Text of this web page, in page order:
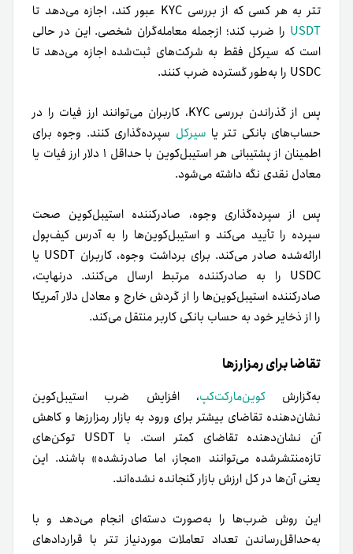
تتر به هر کسی که از بررسی KYC عبور کند، اجازه می‌دهد تا
USDT را ضرب کند؛ از‌جمله معامله‌گران شخصی. این در حالی
است که سیرکل فقط به شرکت‌های ثبت‌شده اجازه می‌دهد تا
USDC را به‌طور گسترده ضرب کنند.
پس از گذراندن بررسی KYC، کاربران می‌توانند ارز فیات را در
حساب‌های بانکی تتر یا سیرکل سپرده‌گذاری کنند. وجوه برای
اطمینان از پشتیبانی هر استیبل‌کوین با حداقل ۱ دلار ارز فیات یا
معادل نقدی نگه داشته می‌شود.
پس از سپرده‌گذاری وجوه، صادرکننده استیبل‌کوین صحت
سپرده را تأیید می‌کند و استیبل‌کوین‌ها را به آدرس کیف‌پول
ارائه‌شده صادر می‌کند. برای برداشت وجوه، کاربران USDT یا
USDC را به صادرکننده مرتبط ارسال می‌کنند. در‌نهایت،
صادرکننده استیبل‌کوین‌ها را از گردش خارج و معادل دلار آمریکا
را از ذخایر خود به حساب بانکی کاربر منتقل می‌کند.
تقاضا برای رمزارزها
به‌گزارشکوین‌مارکت‌کپ، افزایش ضرب استیبل‌کوین
نشان‌دهنده تقاضای بیشتر برای ورود به بازار رمزارزها و کاهش
آن نشان‌دهنده تقاضای کمتر است. با USDT توکن‌های
تازه‌منتشر‌شده می‌توانند «مجاز، اما صادرنشده» باشند. این
یعنی آن‌ها در کل ارزش بازار گنجانده نشده‌اند.
این روش ضرب‌ها را به‌صورت دسته‌ای انجام می‌دهد و با
به‌حداقل‌رساندن تعداد تعاملات مورد‌نیاز تتر با قراردادهای